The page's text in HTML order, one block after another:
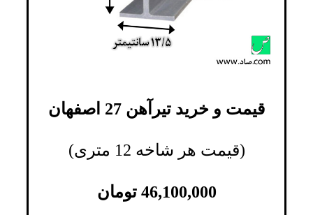
قیمت و خرید تیرآهن 27 اصفهان
(قیمت هر شاخه 12 متری)
46,100,000 تومان